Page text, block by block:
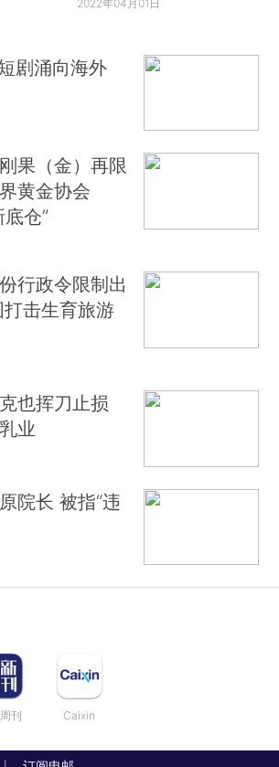
2022年04月01日
剧涌向海外
果（金）再限
黄金协会
仓”
行政令限制出
击生育旅游
也挥刀止损
业
院长 被指“违
刊 Caixin